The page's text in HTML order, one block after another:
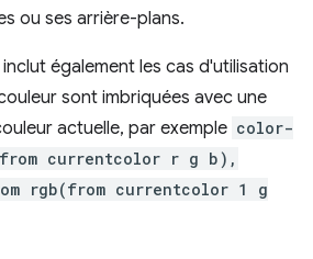
ou ses arrière-plans.
également les cas d'utilisation
sont imbriquées avec une
actuelle, par exemple color-
currentcolor r g b),
rgb(from currentcolor 1 g